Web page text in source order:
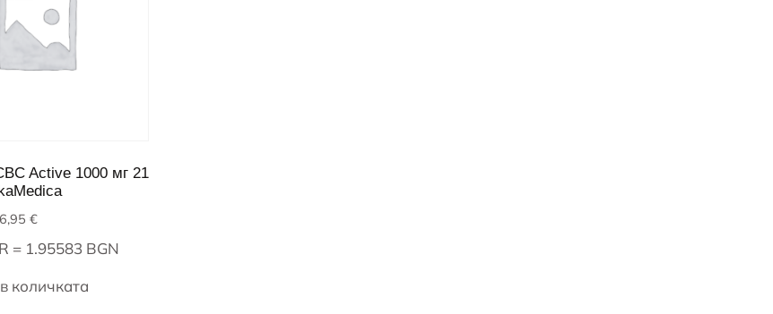
Active 1000 мг 21
€
= 1.95583 BGN
количката